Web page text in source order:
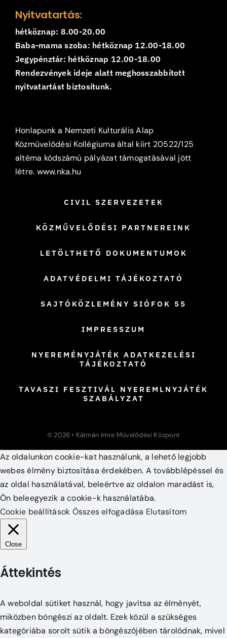
Nyitvatartás:
hétköznap: 8.00-20.00
Baba-mama szoba: hétköznap 12.00-18.00
Jegypénztár: hétköznap 12.00-18.00
Rendezvények ideje alatt meghosszabbított
nyitvatartást biztosítunk.
Honlapunk a Nemzeti Kulturális Alap
Közművelődési Kollégiuma által kiírt 20522/125
altéma kódszámú pályázat támogatásával jött
létre. www.nka.hu
CIVIL SZERVEZETEK
KÖZMŰVELŐDÉSI PARTNEREINK
LETÖLTHETŐ DOKUMENTUMOK
ADATVÉDELMI TÁJÉKOZTATÓ
SAJTÓKÖZLEMÉNY SIÓFOK 55
IMPRESSZUM
NYEREMÉNYJÁTÉK ADATKEZELÉSI
TÁJÉKOZTATÓ
TAVASZI FESZTIVÁL NYEREMLNYJÁTÉK
SZABÁLYZAT
© 2026 • Kálmán Imre Művelődési Központ
Az oldalunkon cookie-kat használunk, a lehető legjobb
webes élmény biztosítása érdekében. A továbblépéssel és
az oldal használatával, beleértve az oldalon maradást is,
Ön beleegyezik a cookie-k használatába.
Cookie beállítások Összes elfogadása Elutasítom
Close
Áttekintés
A weboldal sütiket használ, hogy javítsa az élményét,
miközben böngészi az oldalt. Ezek közül a szükséges
kategóriába sorolt sütik a böngészőjében tárolódnak, mivel